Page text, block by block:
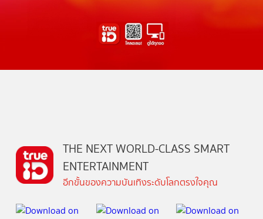
THE NEXT WORLD-CLASS SMART
ENTERTAINMENT
อีกขั้นของความบันเทิงระดับโลกตรงใจคุณ